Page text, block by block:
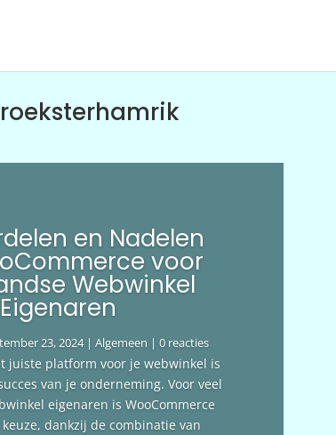
en Nadelen
voor
Webwinkel
Eigenaren
23, 2024|Algemeen | 0 reacties
juiste platform voor je webwinkel is
van je onderneming. Voor veel
eigenaren is WooCommerce
dankzij de combinatie van